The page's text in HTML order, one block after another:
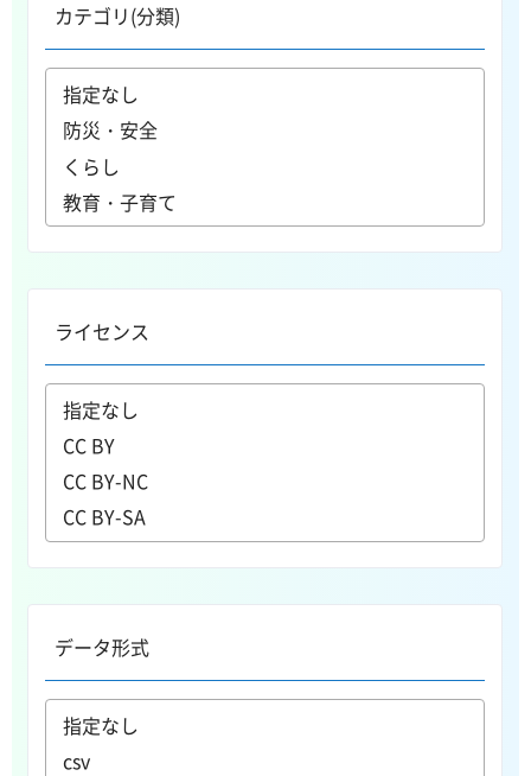
カテゴリ(分類)
ライセンス
データ形式